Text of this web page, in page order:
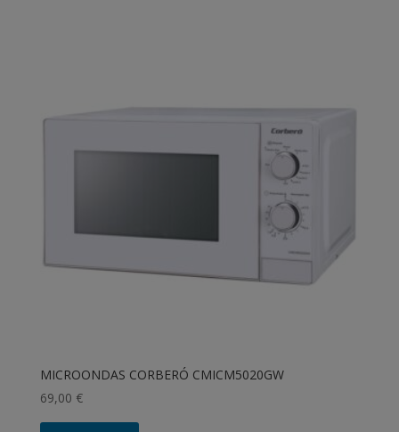
MICROONDAS CORBERÓ CMICM5020GW
69,00 €